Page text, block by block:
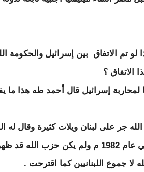
تم الاتفاق بين إسرائيل والحكومة
الاتفاق ؟
إسرائيل قال أحمد طه هذا ما
جر على لبنان ويلات كثيرة وقال له
إسرائيل احتلت بيروت في عام 1982 م ولم يكن حزب
لا جموع اللبنانيين كما اقترحت .